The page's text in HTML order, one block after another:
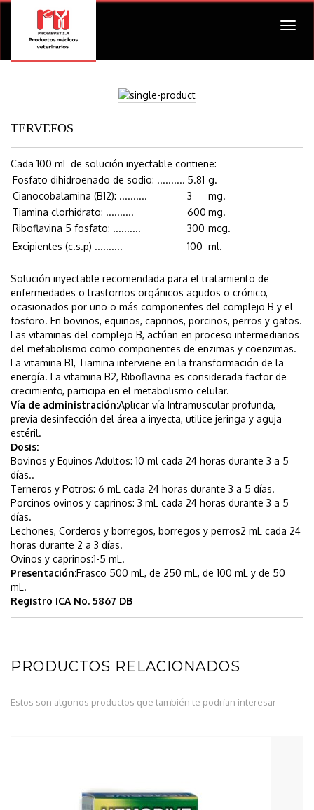
TERVEFOS
Cada 100 mL de solución inyectable contiene:
Fosfato dihidroenado de sodio: .......... 5.81 g.
Cianocobalamina (B12): ..........
3
mg.
Tiamina clorhidrato: ..........
600 mg.
Riboflavina 5 fosfato: ..........
300 mcg.
Excipientes (c.s.p) ..........
100 ml.
Solución inyectable recomendada para el tratamiento de
enfermedades o trastornos orgánicos agudos o crónico,
ocasionados por uno o más componentes del complejo B y el
fosforo. En bovinos, equinos, caprinos, porcinos, perros y gatos.
Las vitaminas del complejo B, actúan en proceso intermediarios
del metabolismo como componentes de enzimas y coenzimas.
La vitamina B1, Tiamina interviene en la transformación de la
energía. La vitamina B2, Riboflavina es considerada factor de
crecimiento, participa en el metabolismo celular.
Vía de administración:Aplicar vía Intramuscular profunda,
previa desinfección del área a inyecta, utilice jeringa y aguja
estéril.
Dosis:
Bovinos y Equinos Adultos: 10 ml cada 24 horas durante 3 a 5
días..
Terneros y Potros: 6 mL cada 24 horas durante 3 a 5 días.
Porcinos ovinos y caprinos: 3 mL cada 24 horas durante 3 a 5
días.
Lechones, Corderos y borregos, borregos y perros2 mL cada 24
horas durante 2 a 3 días.
Ovinos y caprinos:1-5 mL.
Presentación:Frasco 500 mL, de 250 mL, de 100 mL y de 50
mL.
Registro ICA No. 5867 DB
PRODUCTOS RELACIONADOS
Estos son algunos productos que también te podrían interesar